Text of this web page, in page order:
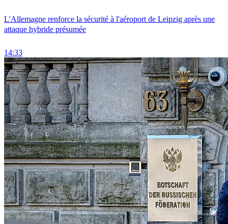
L'Allemagne renforce la sécurité à l'aéroport de Leipzig après une
attaque hybride présumée
14:33